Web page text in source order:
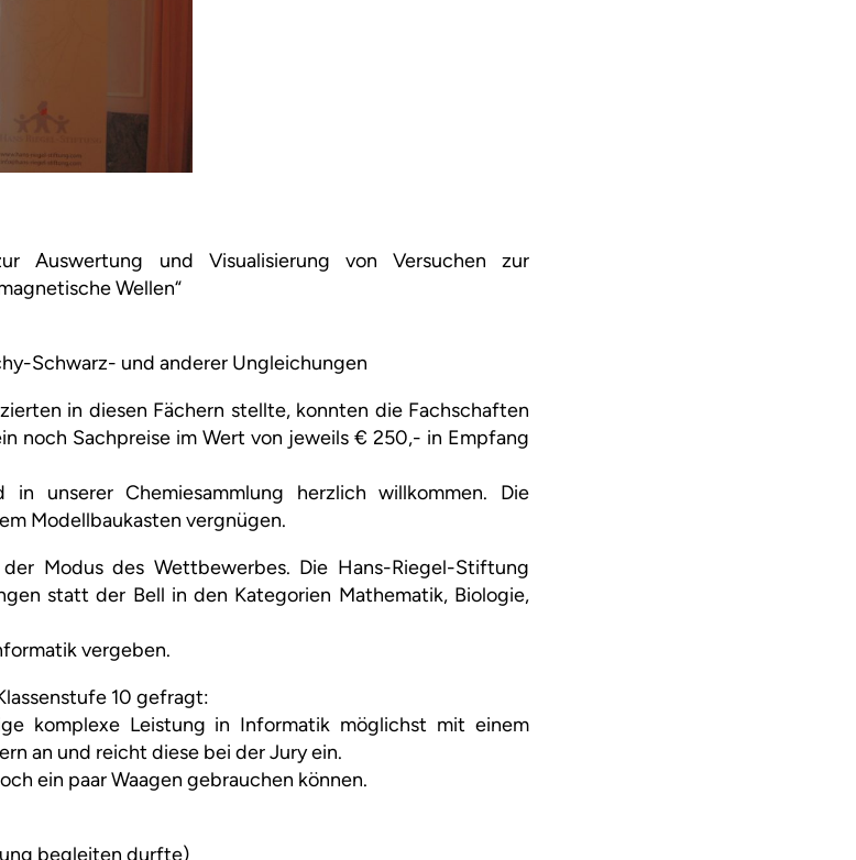
Auswertung und Visualisierung von Versuchen zur
Wellen“
Schwarz- und anderer Ungleichungen
in diesen Fächern stellte, konnten die Fachschaften
noch Sachpreise im Wert von jeweils € 250,- in Empfang
unserer Chemiesammlung herzlich willkommen. Die
Modellbaukasten vergnügen.
Modus des Wettbewerbes. Die Hans-Riegel-Stiftung
statt der Bell in den Kategorien Mathematik, Biologie,
vergeben.
10 gefragt:
komplexe Leistung in Informatik möglichst mit einem
an und reicht diese bei der Jury ein.
ein paar Waagen gebrauchen können.
begleiten durfte)